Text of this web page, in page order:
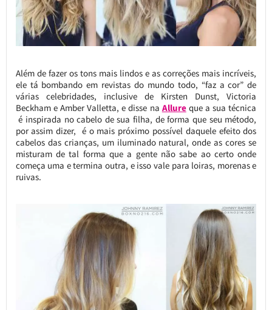
Além de fazer os tons mais lindos e as correções mais incríveis,
ele tá bombando em revistas do mundo todo, “faz a cor” de
várias celebridades, inclusive de Kirsten Dunst, Victoria
Beckham e Amber Valletta, e disse na Allureque a sua técnica
é inspirada no cabelo de sua filha, de forma que seu método,
por assim dizer, é o mais próximo possível daquele efeito dos
cabelos das crianças, um iluminado natural, onde as cores se
misturam de tal forma que a gente não sabe ao certo onde
começa uma e termina outra, e isso vale para loiras, morenas e
ruivas.